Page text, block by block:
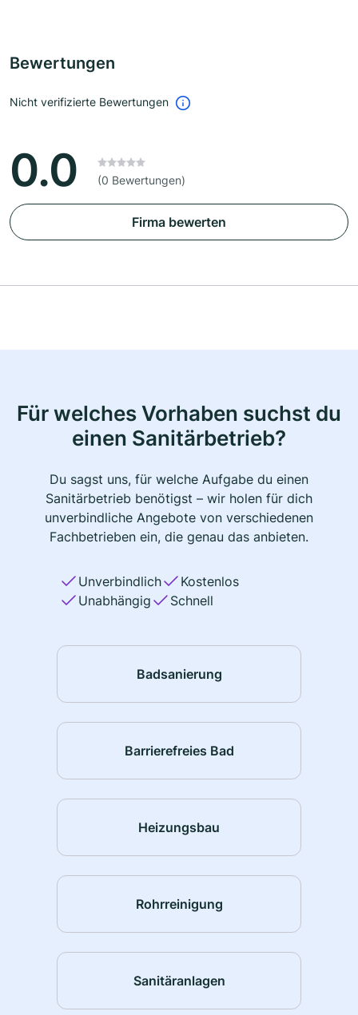
Bewertungen
Nicht verifizierte Bewertungen
0.0 (0 Bewertungen)
Firma bewerten
Für welches Vorhaben suchst du
einen Sanitärbetrieb?
Du sagst uns, für welche Aufgabe du einen
Sanitärbetrieb benötigst – wir holen für dich
unverbindliche Angebote von verschiedenen
Fachbetrieben ein, die genau das anbieten.
Unverbindlich
Kostenlos
Unabhängig
Schnell
Badsanierung
Barrierefreies Bad
Heizungsbau
Rohrreinigung
Sanitäranlagen